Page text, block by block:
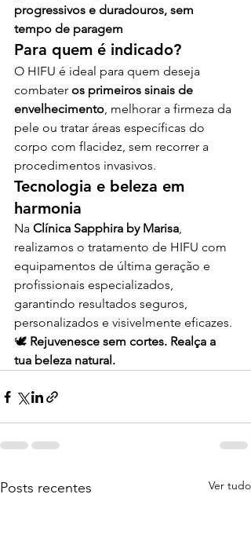
progressivos e duradouros, sem
tempo de paragem
Para quem é indicado?
O HIFU é ideal para quem deseja
combater os primeiros sinais de
envelhecimento, melhorar a firmeza da
pele ou tratar áreas específicas do
corpo com flacidez, sem recorrer a
procedimentos invasivos.
Tecnologia e beleza em
harmonia
Na Clínica Sapphira by Marisa,
realizamos o tratamento de HIFU com
equipamentos de última geração e
profissionais especializados,
garantindo resultados seguros,
personalizados e visivelmente eficazes.
🕊️ Rejuvenesce sem cortes. Realça a
tua beleza natural.
Posts recentes Ver tudo